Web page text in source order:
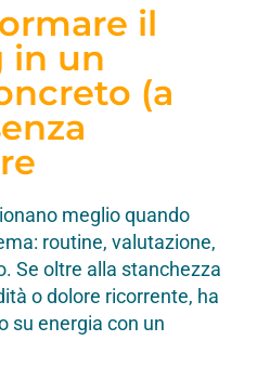
il
in un
(a
meglio quando
routine, valutazione,
Se oltre alla stanchezza
o dolore ricorrente, ha
su energia con un